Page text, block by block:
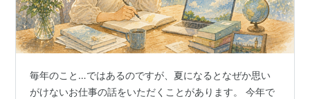
毎年のこと…ではあるのですが、夏になるとなぜか思い
がけないお仕事の話をいただくことがあります。 今年で